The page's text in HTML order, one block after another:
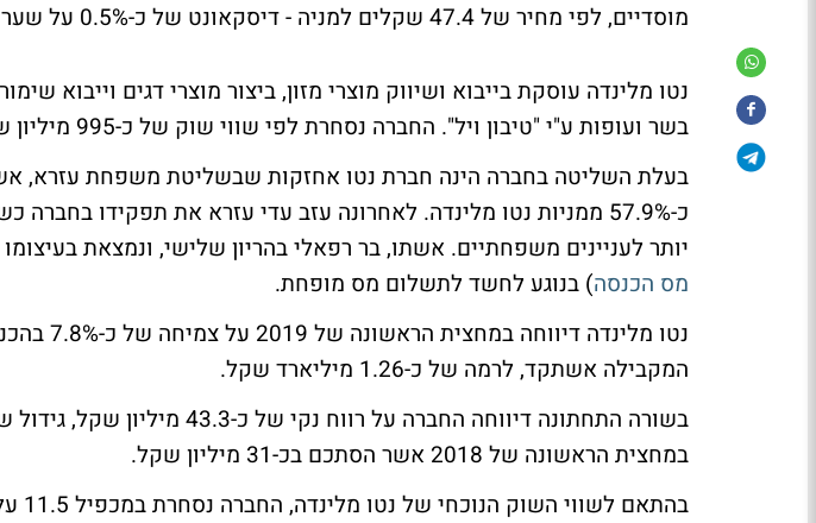
מוסדיים, לפי מחיר של 47.4 שקלים למניה - דיסקאונט של כ-0.5% על שער הבסיס של המניה הבוקר.
נטו מלינדה עוסקת בייבוא ושיווק מוצרי מזון, ביצור מוצרי דגים וייבוא
בשר ועופות ע"י "טיבון ויל". החברה נסחרת לפי שווי שוק של כ-995 מיליון שקל.
בעלת השליטה בחברה הינה חברת נטו אחזקות שבשליטת משפחת עזרא,
כ-57.9% ממניות נטו מלינדה. לאחרונה עזב עדי עזרא את תפקידו בחברה
יותר לעניינים משפחתיים. אשתו, בר רפאלי בהריון שלישי, ונמצאת
מס הכנסה) בנוגע לחשד לתשלום מס מופחת.
נטו מלינדה
המקבילה אשתקד, לרמה של כ-1.26 מיליארד שקל.
במחצית הראשונה של 2018 אשר הסתכם בכ-31 מיליון שקל.